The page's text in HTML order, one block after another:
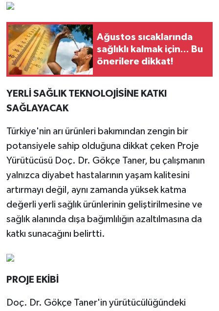
Ağustos sıcaklarında
sağlıklı kalmak için... Bu
önerilere dikkat!
YERLİ SAĞLIK TEKNOLOJİSİNE KATKI
SAĞLAYACAK
Türkiye'nin arı ürünleri bakımından zengin bir
potansiyele sahip olduğuna dikkat çeken Proje
Yürütücüsü Doç. Dr. Gökçe Taner, bu çalışmanın
yalnızca diyabet hastalarının yaşam kalitesini
artırmayı değil, aynı zamanda yüksek katma
değerli yerli sağlık ürünlerinin geliştirilmesine ve
sağlık alanında dışa bağımlılığın azaltılmasına da
katkı sunacağını belirtti.
PROJE EKİBİ
Doç. Dr. Gökçe Taner'in yürütücülüğündeki